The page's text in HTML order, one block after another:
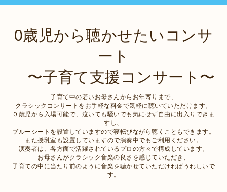
0歳児から聴かせたいコンサ
ート
〜子育て支援コンサート〜
子育て中の若いお母さんからお年寄りまで、
クラシックコンサートをお手軽な料金で気軽に聴いていただけます。
０歳児から入場可能で、泣いても騒いでも気にせず自由に出入りできま
すし、
ブルーシートを設置していますので寝転びながら聴くこともできます。
また授乳室も設置していますので演奏中でもご利用ください。
演奏者は、各方面で活躍されているプロの方々で構成しています。
お母さんがクラシック音楽の良さを感じていただき、
子育ての中に当たり前のように音楽を聴かせていただければうれしいで
す。